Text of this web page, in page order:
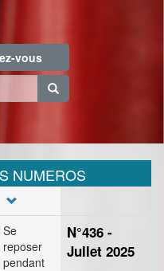
vous
NUMEROS
Se
reposer
pendant
N°436 -
Jullet 2025